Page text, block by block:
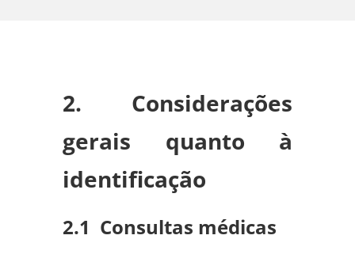
2. Considerações
gerais quanto à
identificação
2.1 Consultas médicas